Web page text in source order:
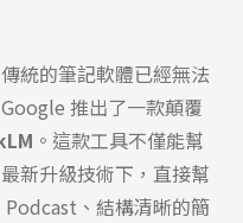
統的筆記軟體已經無法
推出了一款顛覆
。這款工具不僅能幫
新升級技術下，直接幫
、結構清晰的簡